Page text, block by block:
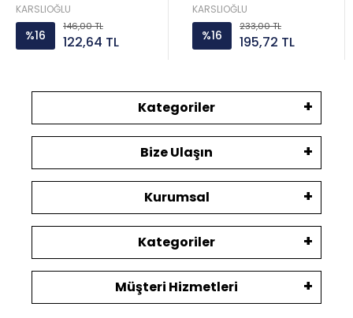
KARSLIOĞLU
%16
146,00 TL
122,64 TL
KARSLIOĞLU
%16
233,00 TL
195,72 TL
Kategoriler
Bize Ulaşın
Kurumsal
Kategoriler
Müşteri Hizmetleri